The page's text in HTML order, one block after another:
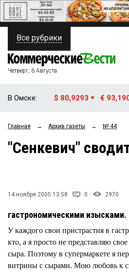
ПОЛИТИКА
ФИНАНСЫ
ОБЩЕСТВО
ЗАКОН
ПРОИСШЕСТВИЯ
СТИЛЬ ЖИЗНИ
Все рубрики
Четверг, 6 Августа
В Омске: $ 80,9293 €
Главная → Архив газеты → № 44
"Сенкевич"
14 ноября 2005 13:58 0 2970
гастрономическими изысками.
У каждого свои пристрастия в
кто, а я просто не представляю
сыра. Поэтому в супермаркете я
витрины с сырами. Мою любовь к